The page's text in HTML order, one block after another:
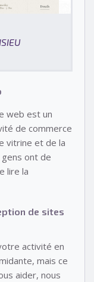
web est un
de commerce
vitrine et de la
ont de
lire la
de sites
activité en
mais ce
aider, nous